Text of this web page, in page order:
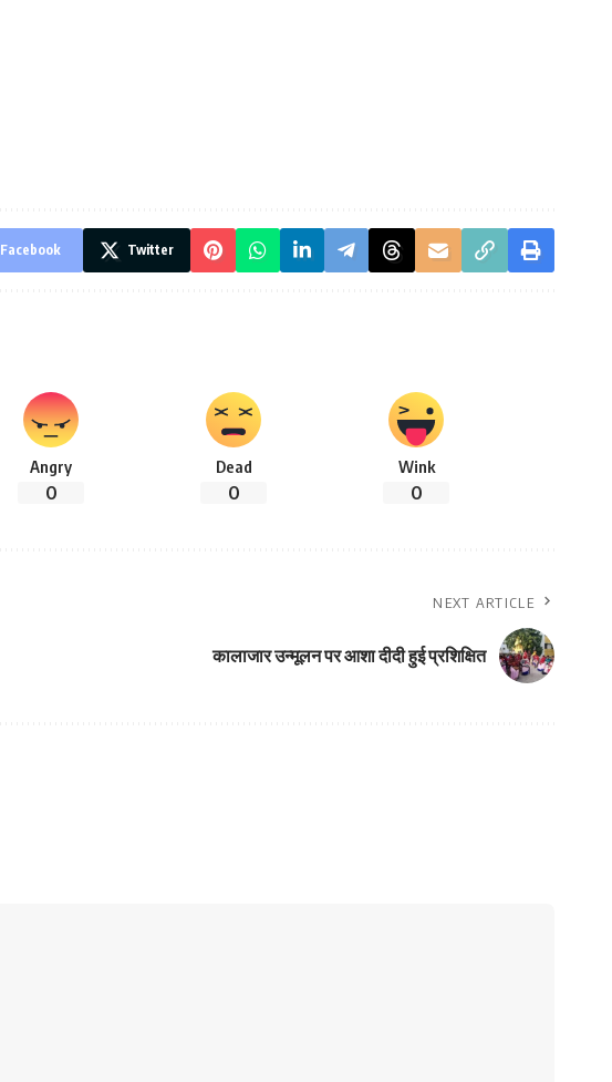
Facebook Twitter
Angry
0
Dead
0
Wink
0
NEXT ARTICLE
कालाजार उन्मूलन पर आशा दीदी हुई प्रशिक्षित